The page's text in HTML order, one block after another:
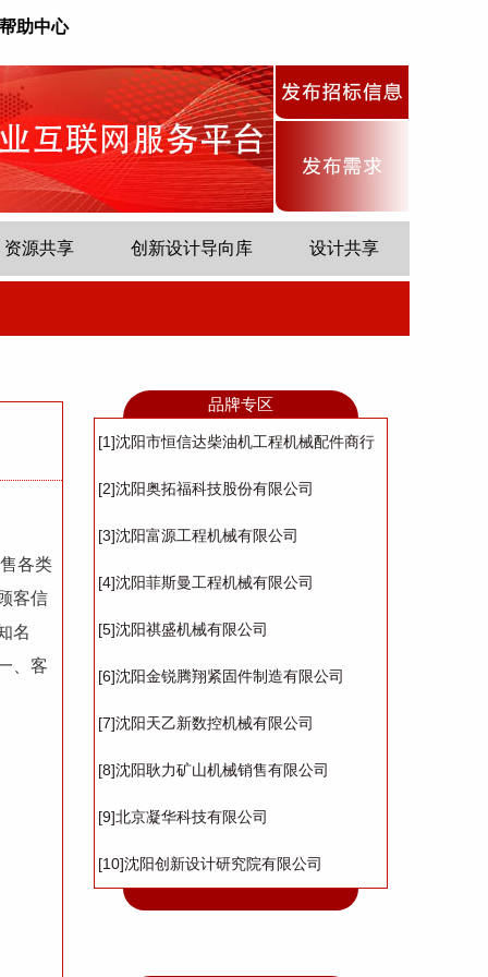
助中心
资源共享 创新设计导向库 设计共享
各类
客信
名
、客
品牌专区
[1]沈阳市恒信达柴油机工程机械配件商行
[2]沈阳奥拓福科技股份有限公司
[3]沈阳富源工程机械有限公司
[4]沈阳菲斯曼工程机械有限公司
[5]沈阳祺盛机械有限公司
[6]沈阳金锐腾翔紧固件制造有限公司
[7]沈阳天乙新数控机械有限公司
[8]沈阳耿力矿山机械销售有限公司
[9]北京凝华科技有限公司
[10]沈阳创新设计研究院有限公司